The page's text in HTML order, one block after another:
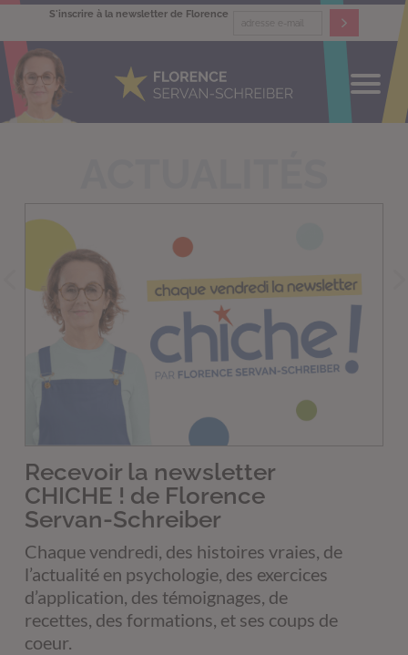
S'inscrire à la newsletter de Florence
Recevoir la newsletter
CHICHE ! de Florence
Servan-Schreiber
Chaque vendredi, des histoires vraies, de
l’actualité en psychologie, des exercices
d’application, des témoignages, de
recettes, des formations, et ses coups de
coeur.